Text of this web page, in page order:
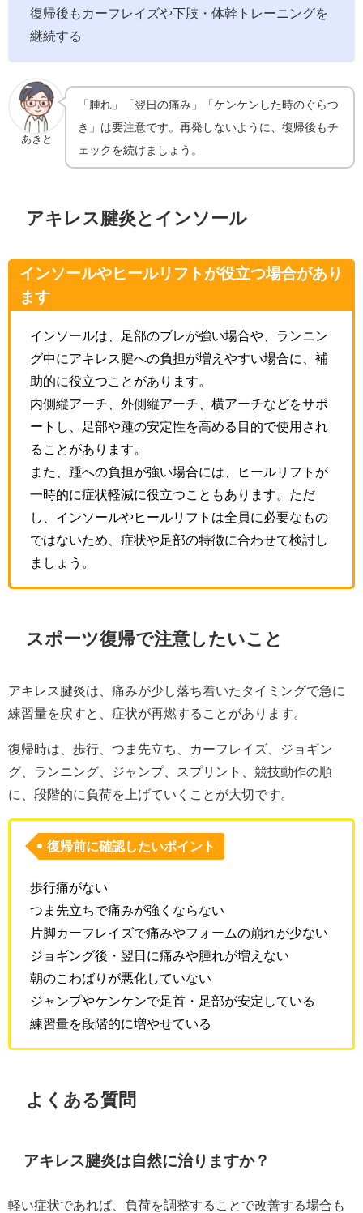
復帰後もカーフレイズや下肢・体幹トレーニングを
継続する
あきと
「腫れ」「翌日の痛み」「ケンケンした時のぐらつ
き」は要注意です。再発しないように、復帰後もチ
ェックを続けましょう。
アキレス腱炎とインソール
インソールやヒールリフトが役立つ場合があり
ます
インソールは、足部のブレが強い場合や、ランニン
グ中にアキレス腱への負担が増えやすい場合に、補
助的に役立つことがあります。
内側縦アーチ、外側縦アーチ、横アーチなどをサポ
ートし、足部や踵の安定性を高める目的で使用され
ることがあります。
また、踵への負担が強い場合には、ヒールリフトが
一時的に症状軽減に役立つこともあります。ただ
し、インソールやヒールリフトは全員に必要なもの
ではないため、症状や足部の特徴に合わせて検討し
ましょう。
スポーツ復帰で注意したいこと
アキレス腱炎は、痛みが少し落ち着いたタイミングで急に
練習量を戻すと、症状が再燃することがあります。
復帰時は、歩行、つま先立ち、カーフレイズ、ジョギン
グ、ランニング、ジャンプ、スプリント、競技動作の順
に、段階的に負荷を上げていくことが大切です。
復帰前に確認したいポイント
歩行痛がない
つま先立ちで痛みが強くならない
片脚カーフレイズで痛みやフォームの崩れが少ない
ジョギング後・翌日に痛みや腫れが増えない
朝のこわばりが悪化していない
ジャンプやケンケンで足首・足部が安定している
練習量を段階的に増やせている
よくある質問
アキレス腱炎は自然に治りますか？
軽い症状であれば、負荷を調整することで改善する場合も